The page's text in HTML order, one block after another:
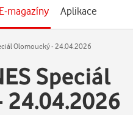
E-magazíny Aplikace
Olomoucký - 24.04.2026
Speciál